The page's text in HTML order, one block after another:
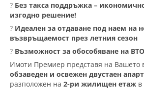
? Без такса поддръжка –
изгодно решение!
? Идеален за отдаване под наем на
възвръщаемост през летния сезон
? Възможност за обособяване на
Имоти Премиер представя на Вашето
обзаведен и освежен двустаен
разположен на 2-ри жилищен етаж